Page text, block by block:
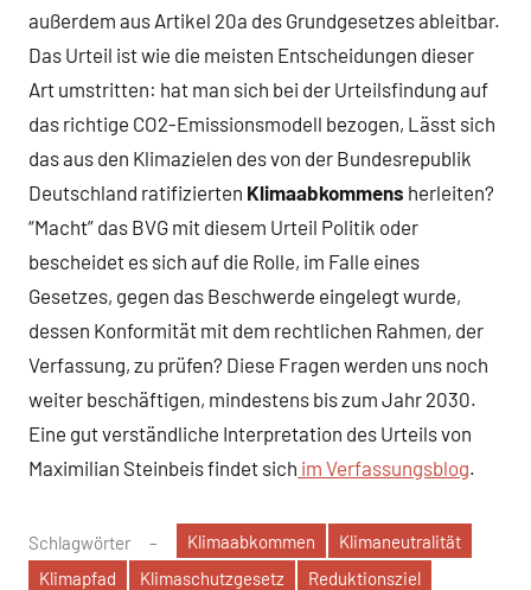
außerdem aus Artikel 20a des Grundgesetzes ableitbar.
Das Urteil ist wie die meisten Entscheidungen dieser
Art umstritten: hat man sich bei der Urteilsfindung auf
das richtige CO2-Emissionsmodell bezogen, Lässt sich
das aus den Klimazielen des von der Bundesrepublik
Deutschland ratifizierten Klimaabkommens herleiten?
“Macht” das BVG mit diesem Urteil Politik oder
bescheidet es sich auf die Rolle, im Falle eines
Gesetzes, gegen das Beschwerde eingelegt wurde,
dessen Konformität mit dem rechtlichen Rahmen, der
Verfassung, zu prüfen? Diese Fragen werden uns noch
weiter beschäftigen, mindestens bis zum Jahr 2030.
Eine gut verständliche Interpretation des Urteils von
Maximilian Steinbeis findet sich im Verfassungsblog.
Schlagwörter Klimaabkommen
Klimaneutralität
Klimapfad
Klimaschutzgesetz Reduktionsziel